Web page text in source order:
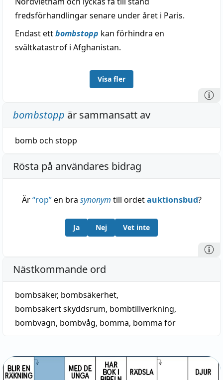
fredsförhandlingar senare under året i Paris.
Endast ettbombstopp kan förhindra en
svältkatastrof i Afghanistan.
Visa fler
bombstopp är sammansatt av
bomb och stopp
Rösta på användares bidrag
Är“rop”en bra synonym till ordetauktionsbud?
Ja Nej Vet inte
Nästkommande ord
bombsäker, bombsäkerhet,
bombsäkert skyddsrum, bombtillverkning,
bombvagn, bombvåg, bomma, bomma för